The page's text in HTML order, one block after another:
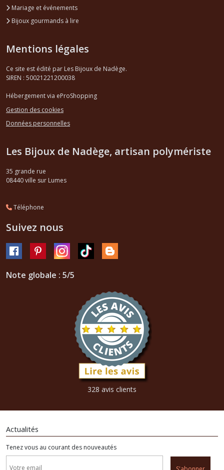
Mariage et événements
Bijoux gourmands à lire
Mentions légales
Ce site est édité par Les Bijoux de Nadège.
SIREN : 50021221200038
Hébergement via eProShopping
Gestion des cookies
Données personnelles
Les Bijoux de Nadège, artisan polymériste
35 grande rue
08440ville sur Lumes
Téléphone
Suivez nous
Note globale : 5/5
328 avis clients
Actualités
Tenez vous au courant des nouveautés